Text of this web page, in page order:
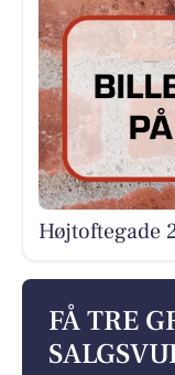
Højtoftegade
FÅ TRE